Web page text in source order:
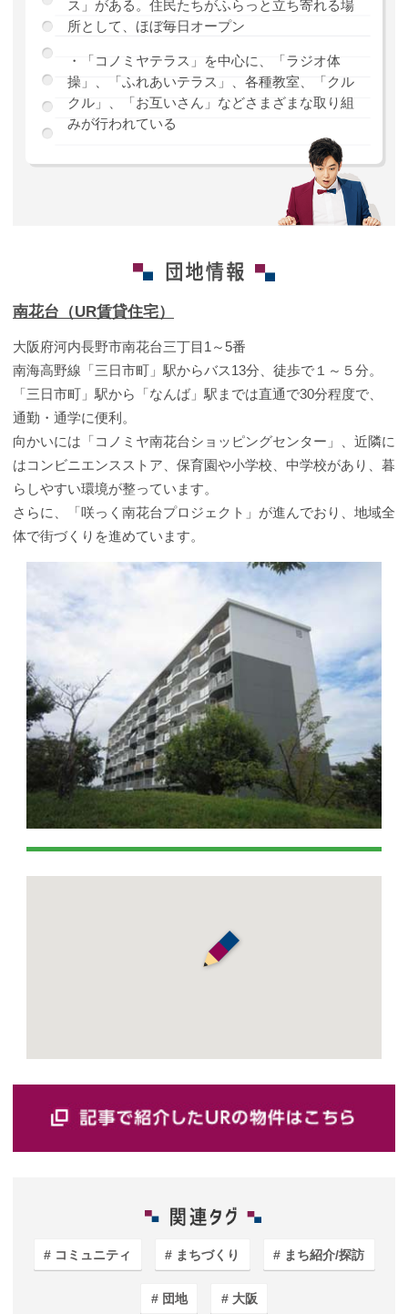
ス」がある。住民たちがふらっと立ち寄れる場
所として、ほぼ毎日オープン
・「コノミヤテラス」を中心に、「ラジオ体
操」、「ふれあいテラス」、各種教室、「クル
クル」、「お互いさん」などさまざまな取り組
みが行われている
南花台（UR賃貸住宅）
大阪府河内長野市南花台三丁目1～5番
南海高野線「三日市町」駅からバス13分、徒歩で１～５分。
「三日市町」駅から「なんば」駅までは直通で30分程度で、
通勤・通学に便利。
向かいには「コノミヤ南花台ショッピングセンター」、近隣に
はコンビニエンスストア、保育園や小学校、中学校があり、暮
らしやすい環境が整っています。
さらに、「咲っく南花台プロジェクト」が進んでおり、地域全
体で街づくりを進めています。
コミュニティ まちづくり まち紹介/探訪
団地 大阪